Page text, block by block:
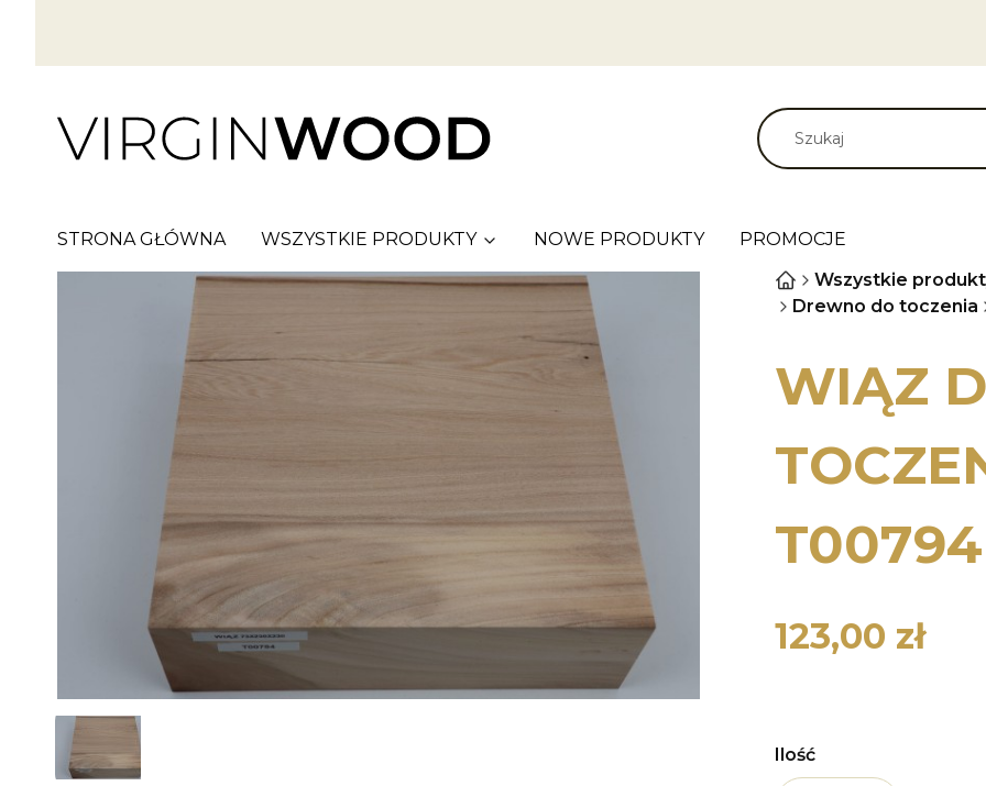
STRONA GŁÓWNA WSZYSTKIE PRODUKTY NOWE PRODUKTY
PROMOCJE
Wszystkie
Drewno do toczenia
WIĄZ
T00794
Cena
123,00 zł
Ilość